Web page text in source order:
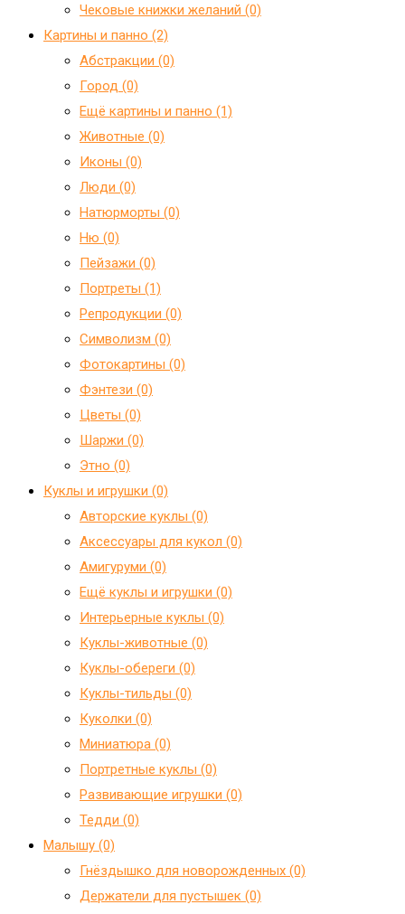
Чековые книжки желаний (0)
Картины и панно (2)
Абстракции (0)
Город (0)
Ещё картины и панно (1)
Животные (0)
Иконы (0)
Люди (0)
Натюрморты (0)
Ню (0)
Пейзажи (0)
Портреты (1)
Репродукции (0)
Символизм (0)
Фотокартины (0)
Фэнтези (0)
Цветы (0)
Шаржи (0)
Этно (0)
Куклы и игрушки (0)
Авторские куклы (0)
Аксессуары для кукол (0)
Амигуруми (0)
Ещё куклы и игрушки (0)
Интерьерные куклы (0)
Куклы-животные (0)
Куклы-обереги (0)
Куклы-тильды (0)
Куколки (0)
Миниатюра (0)
Портретные куклы (0)
Развивающие игрушки (0)
Тедди (0)
Малышу (0)
Гнёздышко для новорожденных (0)
Держатели для пустышек (0)